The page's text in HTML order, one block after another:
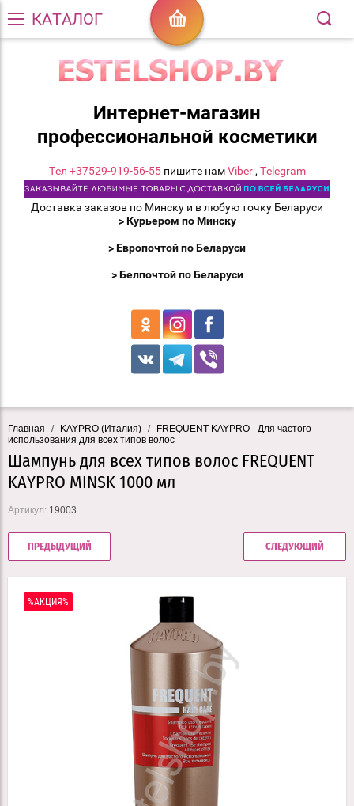
КАТАЛОГ
Интернет-магазин
профессиональной косметики
Тел +37529-919-56-55пишите намViber, Telegram
Доставка заказов по Минску и в любую точку Беларуси
> Курьером по Минску
> Европочтой по Беларуси
> Белпочтой по Беларуси
Главная / KAYPRO (Италия) /
FREQUENT KAYPRO - Для частого
использования для всех типов волос
Шампунь для всех типов волос FREQUENT
KAYPRO MINSK 1000 мл
Артикул: 19003
ПРЕДЫДУЩИЙ СЛЕДУЮЩИЙ
%АКЦИЯ%